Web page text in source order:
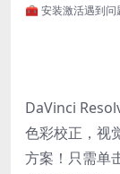
🧰 安装激活遇到问
DaVinci
色彩校正，视
方案！只需单